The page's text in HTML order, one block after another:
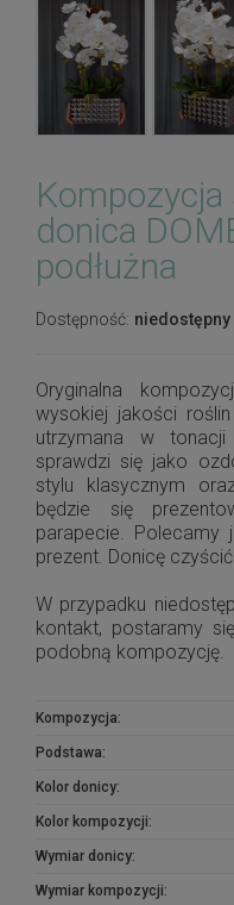
donica
podłużna
Dostępność: niedostępny
Oryginalna
wysokiej jakości
utrzymana w tonacji
sprawdzi się jako
stylu klasycznym
będzie się
parapecie. Polecamy
prezent. Donicę
W przypadku
kontakt, postaramy
podobną kompozycję.
Kompozycja:
Podstawa:
Kolor donicy:
Kolor kompozycji:
Wymiar donicy:
Wymiar kompozycji: